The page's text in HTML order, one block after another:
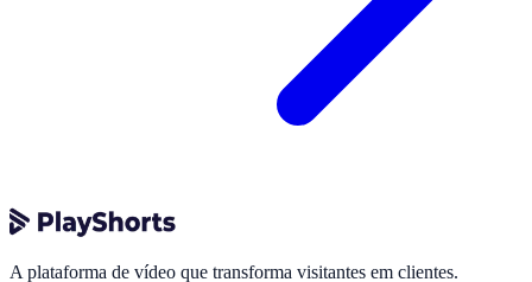
A plataforma de vídeo que transforma visitantes em clientes.